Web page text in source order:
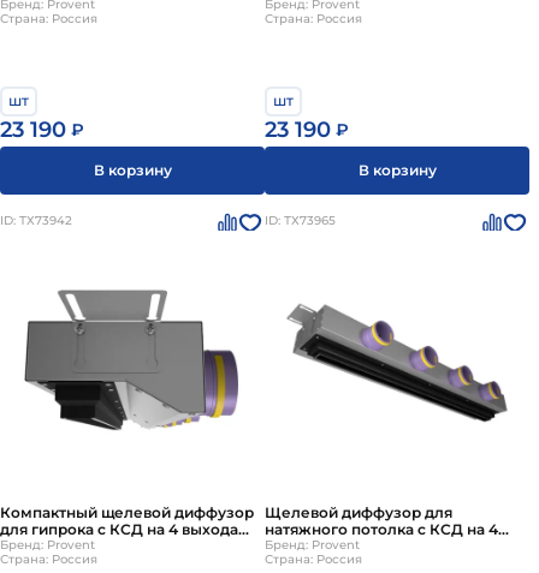
VPNDG/F 1000х25/90х4 Provent
Provent
Бренд: Provent
Страна: Россия
шт
23 190 ₽
В корзину
1000х25/90х4 Provent
Бренд: Provent
Страна: Россия
шт
23 190 ₽
В корзину
ID: ТХ73942
Компактный щелевой диффузор
для гипрока с КСД на 4 выхода
VPNDGU 1000х25/75х4 Provent
Бренд: Provent
Страна: Россия
ID: ТХ73965
Щелевой диффузор для
натяжного потолка с КСД на 4
выхода VPND 1000х25/90х4
Provent
Бренд: Provent
Страна: Россия